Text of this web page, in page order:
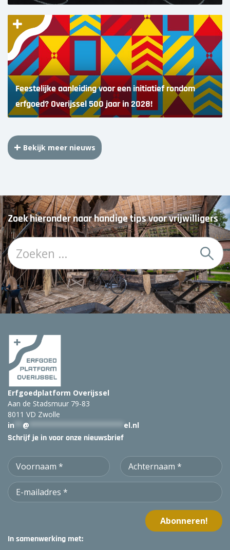
Feestelijke aanleiding voor een initiatief rondom
erfgoed? Overijssel 500 jaar in 2028!
Bekijk meer nieuws
Zoek hieronder naar handige tips voor vrijwilligers
Z
o
e
k
:
Erfgoedplatform Overijssel
Aan de Stadsmuur 79-83
8011 VD Zwolle
in
@ el.nl
Schrijf je in voor onze nieuwsbrief
In samenwerking met: